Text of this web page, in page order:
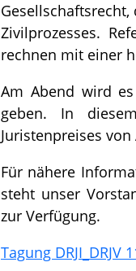
Zivilprozesses.
rechnen mit einer
Am Abend wird
geben. In
Juristenpreises von
Für nähere
steht unser
zur Verfügung.
Tagung DRJI_DRJV